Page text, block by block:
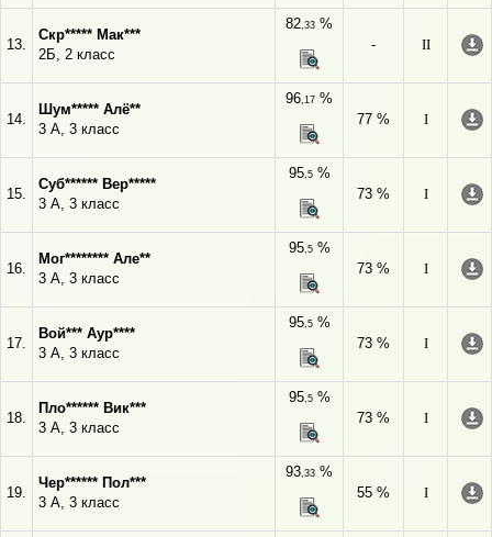
13.
Скр***** Мак***
2Б, 2 класс
82,33 %
-
II
14.
Шум***** Алё**
3 А, 3 класс
96,17 %
77 %
I
15.
Суб****** Вер*****
3 А, 3 класс
95,5%
73 %
I
16.
Мог******** Але**
3 А, 3 класс
95,5%
73 %
I
17.
Вой*** Аур****
3 А, 3 класс
95,5%
73 %
I
18.
Пло****** Вик***
3 А, 3 класс
95,5%
73 %
I
19.
Чер****** Пол***
3 А, 3 класс
93,33 %
55 %
I